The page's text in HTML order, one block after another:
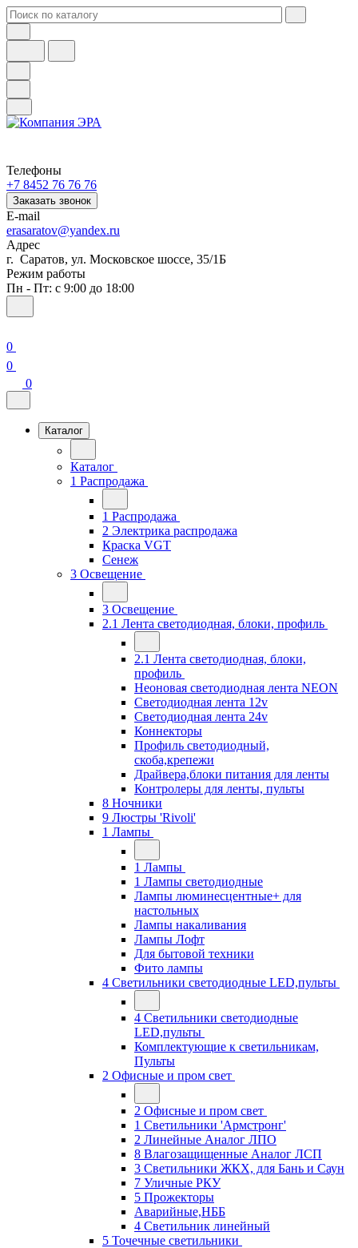
Телефоны
+7 8452 76 76 76
Заказать звонок
E-mail
erasaratov@yandex.ru
Адрес
г. Саратов, ул. Московское шоссе, 35/1Б
Режим работы
Пн - Пт: с 9:00 до 18:00
0
0
0
Каталог
Каталог
1 Распродажа
1 Распродажа
2 Электрика распродажа
Краска VGT
Сенеж
3 Освещение
3 Освещение
2.1 Лента светодиодная, блоки, профиль
2.1 Лента светодиодная, блоки,
профиль
Неоновая светодиодная лента NEON
Светодиодная лента 12v
Светодиодная лента 24v
Коннекторы
Профиль светодиодный,
скоба,крепежи
Драйвера,блоки питания для ленты
Контролеры для ленты, пульты
8 Ночники
9 Люстры 'Rivoli'
1 Лампы
1 Лампы
1 Лампы светодиодные
Лампы люминесцентные+ для
настольных
Лампы накаливания
Лампы Лофт
Для бытовой техники
Фито лампы
4 Светильники светодиодные LED,пульты
4 Светильники светодиодные
LED,пульты
Комплектующие к светильникам,
Пульты
2 Офисные и пром свет
2 Офисные и пром свет
1 Светильники 'Армстронг'
2 Линейные Аналог ЛПО
8 Влагозащищенные Аналог ЛСП
3 Светильники ЖКХ, для Бань и Саун
7 Уличные РКУ
5 Прожекторы
Аварийные,НББ
4 Светильник линейный
5 Точечные светильники